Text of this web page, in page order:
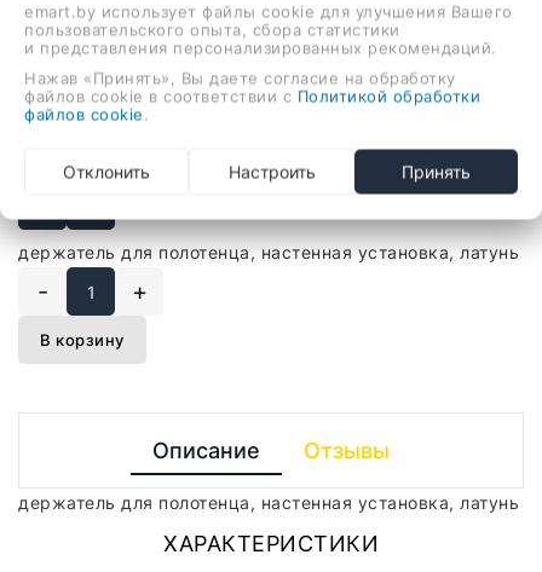
В наличии
Держатель для полотенца
Grocenberg AC0063 (золото
матовый)
81,00 руб.
держатель для полотенца, настенная установка, латунь
- +
В корзину
Описание Отзывы
держатель для полотенца, настенная установка, латунь
ХАРАКТЕРИСТИКИ
emart.by использует файлы cookie для улучшения Вашего
пользовательского опыта, сбора статистики
и представления персонализированных рекомендаций.
Нажав «Принять», Вы даете согласие на обработку
файлов cookie в соответствии с Политикой обработки
файлов cookie
Отклонить Настроить Принять